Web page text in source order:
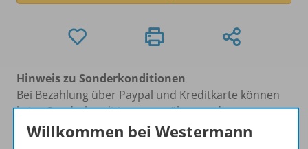
Hinweis zu Sonderkonditionen
Bei Bezahlung über Paypal und Kreditkarte können
keine Sonderkonditionen gewährt werden.
Sie haben ein passendes Spar-Paket?
Willkommen bei Westermann